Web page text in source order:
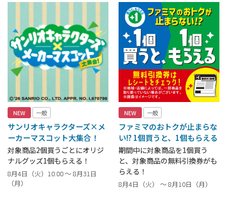
NEW 一般
サンリオキャラクターズ×メ
ーカーマスコット大集合！
対象商品2個買うごとにオリジ
ナルグッズ1個もらえる！
8月4日（火）10:00 ～ 8月31日
（月）
NEW 一般
ファミマのおトクが止まらな
い!? 1個買うと、1個もらえる
期間中に対象商品を1個買う
と、対象商品の無料引換券がも
らえる！
8月4日（火） ～ 8月10日（月）